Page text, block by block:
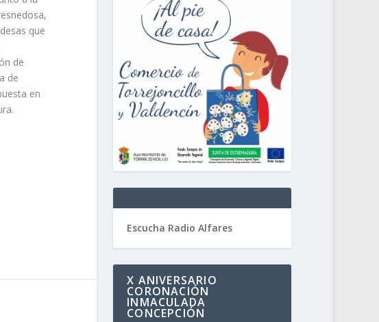
que
de
de
en
Escucha Radio Alfares
X ANIVERSARIO
CORONACIÓN
INMACULADA
CONCEPCIÓN